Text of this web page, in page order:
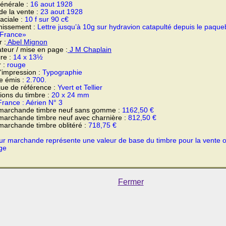
: 16 aout 1928
la vente : 23 aout 1928
: 10 f sur 90 c€
: Lettre jusqu’à 10g sur hydravion catapulté depuis le
: Abel Mignon
/ mise en page : J M Chaplain
: 14 x 13½
: rouge
: Typographie
émis : 2.700.
de référence : Yvert et Tellier
du timbre : 20 x 24 mm
: Aérien N° 3
timbre neuf sans gomme : 1162,50 €
timbre neuf avec charnière : 812,50 €
timbre oblitéré : 718,75 €
marchande représente une valeur de base du timbre pour la vente
Fermer